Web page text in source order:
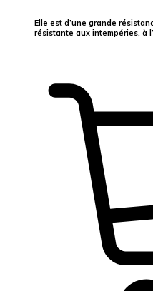
Elle est d’une grande
résistante aux intempéries, à